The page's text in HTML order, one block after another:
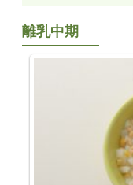
離乳中期